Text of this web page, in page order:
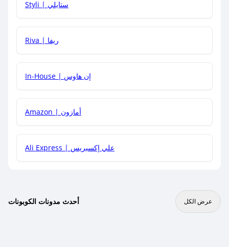
هل يمكنني جمع كود خصم مع العروض الأخرى؟
Styli | ستايلي
Riva | ريفا
In-House | إن هاوس
Amazon | أمازون
Ali Express | علي إكسبريس
أحدث مدونات الكوبونات عرض الكل